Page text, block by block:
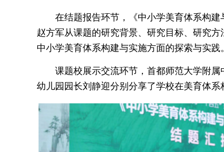
在结题报告环节，《中小学美育体系构
赵方军从课题的研究背景、研究目标、研究
中小学美育体系构建与实施方面的探索与实践。
课题校展示交流环节，首都师范大学附
幼儿园园长刘静迎分别分享了学校在美育体系